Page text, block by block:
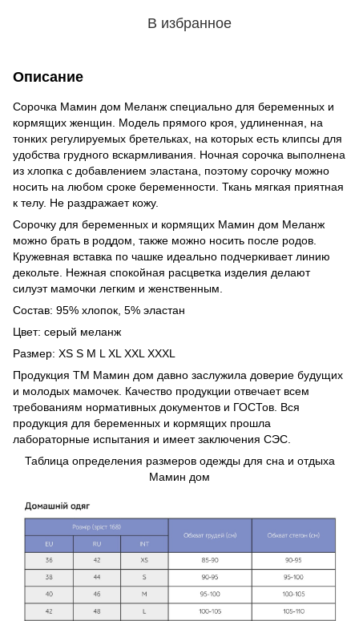
В избранное
Описание
Сорочка Мамин дом Меланж специально для беременных и
кормящих женщин. Модель прямого кроя, удлиненная, на
тонких регулируемых бретельках, на которых есть клипсы для
удобства грудного вскармливания. Ночная сорочка выполнена
из хлопка с добавлением эластана, поэтому сорочку можно
носить на любом сроке беременности. Ткань мягкая приятная
к телу. Не раздражает кожу.
Сорочку для беременных и кормящих Мамин дом Меланж
можно брать в роддом, также можно носить после родов.
Кружевная вставка по чашке идеально подчеркивает линию
декольте. Нежная спокойная расцветка изделия делают
силуэт мамочки легким и женственным.
Состав: 95% хлопок, 5% эластан
Цвет: серый меланж
Размер: XS S M L XL XXL XXXL
Продукция ТМ Мамин дом давно заслужила доверие будущих
и молодых мамочек. Качество продукции отвечает всем
требованиям нормативных документов и ГОСТов. Вся
продукция для беременных и кормящих прошла
лабораторные испытания и имеет заключения СЭС.
Таблица определения размеров одежды для сна и отдыха
Мамин дом